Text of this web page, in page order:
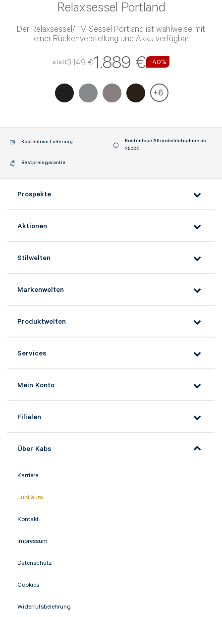
Relaxsessel Portland
Der Relaxsessel/TV-Sessel Portland ist wahlweise mit
einer Rückenverstellung und Akku verfügbar
statt3.149 €1.889 € -40%
+6
Kostenlose Lieferung
Kostenlose Altmöbelmitnahme ab
2500€
Bestpreisgarantie
Prospekte
Aktionen
Stilwelten
Markenwelten
Produktwelten
Services
Mein Konto
Filialen
Über Kabs
Karriere
Jubiläum
Kontakt
Impressum
Datenschutz
Cookies
Widerrufsbelehrung